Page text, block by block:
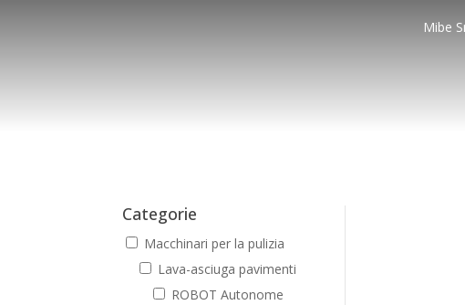
Mibe
Categorie
Macchinari per la pulizia
Lava-asciuga pavimenti
ROBOT Autonome